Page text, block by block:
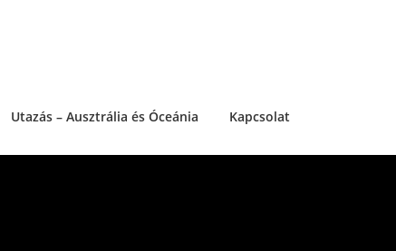
Utazás – Ausztrália és Óceánia Kapcsolat